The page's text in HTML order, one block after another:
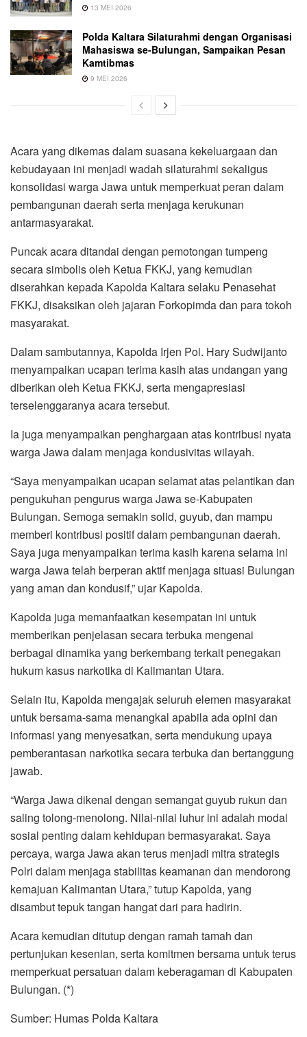
13 MEI 2026
Polda Kaltara Silaturahmi dengan Organisasi
Mahasiswa se-Bulungan, Sampaikan Pesan
Kamtibmas
9 MEI 2026
Acara yang dikemas dalam suasana kekeluargaan dan
kebudayaan ini menjadi wadah silaturahmi sekaligus
konsolidasi warga Jawa untuk memperkuat peran dalam
pembangunan daerah serta menjaga kerukunan
antarmasyarakat.
Puncak acara ditandai dengan pemotongan tumpeng
secara simbolis oleh Ketua FKKJ, yang kemudian
diserahkan kepada Kapolda Kaltara selaku Penasehat
FKKJ, disaksikan oleh jajaran Forkopimda dan para tokoh
masyarakat.
Dalam sambutannya, Kapolda Irjen Pol. Hary Sudwijanto
menyampaikan ucapan terima kasih atas undangan yang
diberikan oleh Ketua FKKJ, serta mengapresiasi
terselenggaranya acara tersebut.
Ia juga menyampaikan penghargaan atas kontribusi nyata
warga Jawa dalam menjaga kondusivitas wilayah.
“Saya menyampaikan ucapan selamat atas pelantikan dan
pengukuhan pengurus warga Jawa se-Kabupaten
Bulungan. Semoga semakin solid, guyub, dan mampu
memberi kontribusi positif dalam pembangunan daerah.
Saya juga menyampaikan terima kasih karena selama ini
warga Jawa telah berperan aktif menjaga situasi Bulungan
yang aman dan kondusif,” ujar Kapolda.
Kapolda juga memanfaatkan kesempatan ini untuk
memberikan penjelasan secara terbuka mengenai
berbagai dinamika yang berkembang terkait penegakan
hukum kasus narkotika di Kalimantan Utara.
Selain itu, Kapolda mengajak seluruh elemen masyarakat
untuk bersama-sama menangkal apabila ada opini dan
informasi yang menyesatkan, serta mendukung upaya
pemberantasan narkotika secara terbuka dan bertanggung
jawab.
“Warga Jawa dikenal dengan semangat guyub rukun dan
saling tolong-menolong. Nilai-nilai luhur ini adalah modal
sosial penting dalam kehidupan bermasyarakat. Saya
percaya, warga Jawa akan terus menjadi mitra strategis
Polri dalam menjaga stabilitas keamanan dan mendorong
kemajuan Kalimantan Utara,” tutup Kapolda, yang
disambut tepuk tangan hangat dari para hadirin.
Acara kemudian ditutup dengan ramah tamah dan
pertunjukan kesenian, serta komitmen bersama untuk terus
memperkuat persatuan dalam keberagaman di Kabupaten
Bulungan. (*)
Sumber: Humas Polda Kaltara